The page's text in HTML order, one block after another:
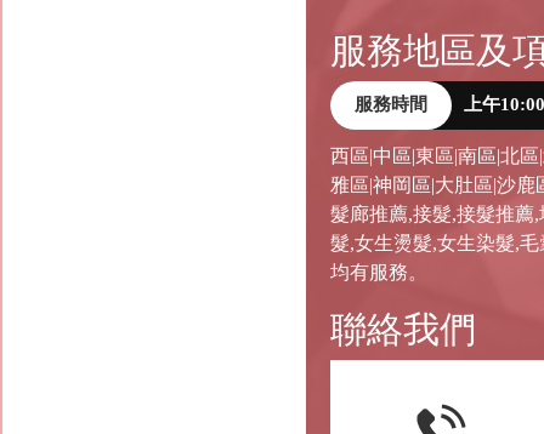
服務地區及
服務時間 上午
西區|中區|東區|南區|北
雅區|神岡區|大肚區|沙
髮廊推薦,接髮,接髮推薦
髮,女生燙髮,女生染髮,
均有服務。
聯絡我們